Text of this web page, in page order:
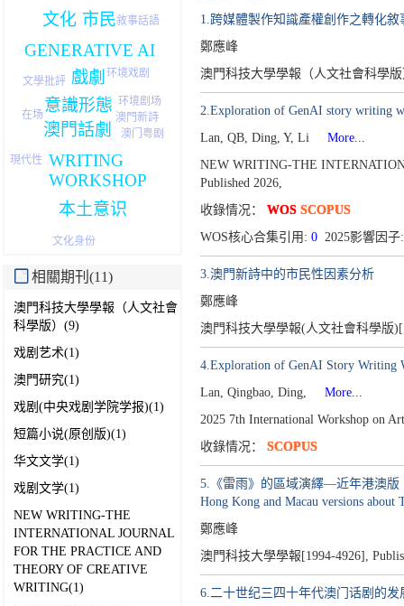
戲劇
GENERATIVE AI
意識形態
澳門話劇
市民
WRITING
WORKSHOP
文化
本土意识
环境戏剧
文學批評
敘事話語
环境剧场
澳门粤剧
文化身份
在场
現代性
澳門新詩
相關期刊(11)
澳門科技大學學報（人文社會
科學版）(9)
戏剧艺术(1)
澳門研究(1)
戏剧(中央戏剧学院学报)(1)
短篇小说(原创版)(1)
华文文学(1)
戏剧文学(1)
NEW WRITING-THE
INTERNATIONAL JOURNAL
FOR THE PRACTICE AND
THEORY OF CREATIVE
WRITING(1)
1.跨媒體製作知識產權創作之轉化敘
鄭應峰
澳門科技大學學報（人文社會科學
2.Exploration of GenAI story writing
Lan, QB, Ding, Y, Li
More...
NEW WRITING-THE
Published 2026,
收錄情况： WOS SCOPUS
WOS核心合集引用: 02025影響因
3.澳門新詩中的市民性因素分析
鄭應峰
澳門科技大學學報(人文社會科學版
4.Exploration of GenAI Story Writing
Lan, Qingbao, Ding,
More...
2025 7th International Workshop on
收錄情况： SCOPUS
5.《雷雨》的區域演繹—近年港澳版
Hong Kong and Macau versions about
鄭應峰
澳門科技大學學報[1994-4926],
6.二十世纪三四十年代澳门话剧的发